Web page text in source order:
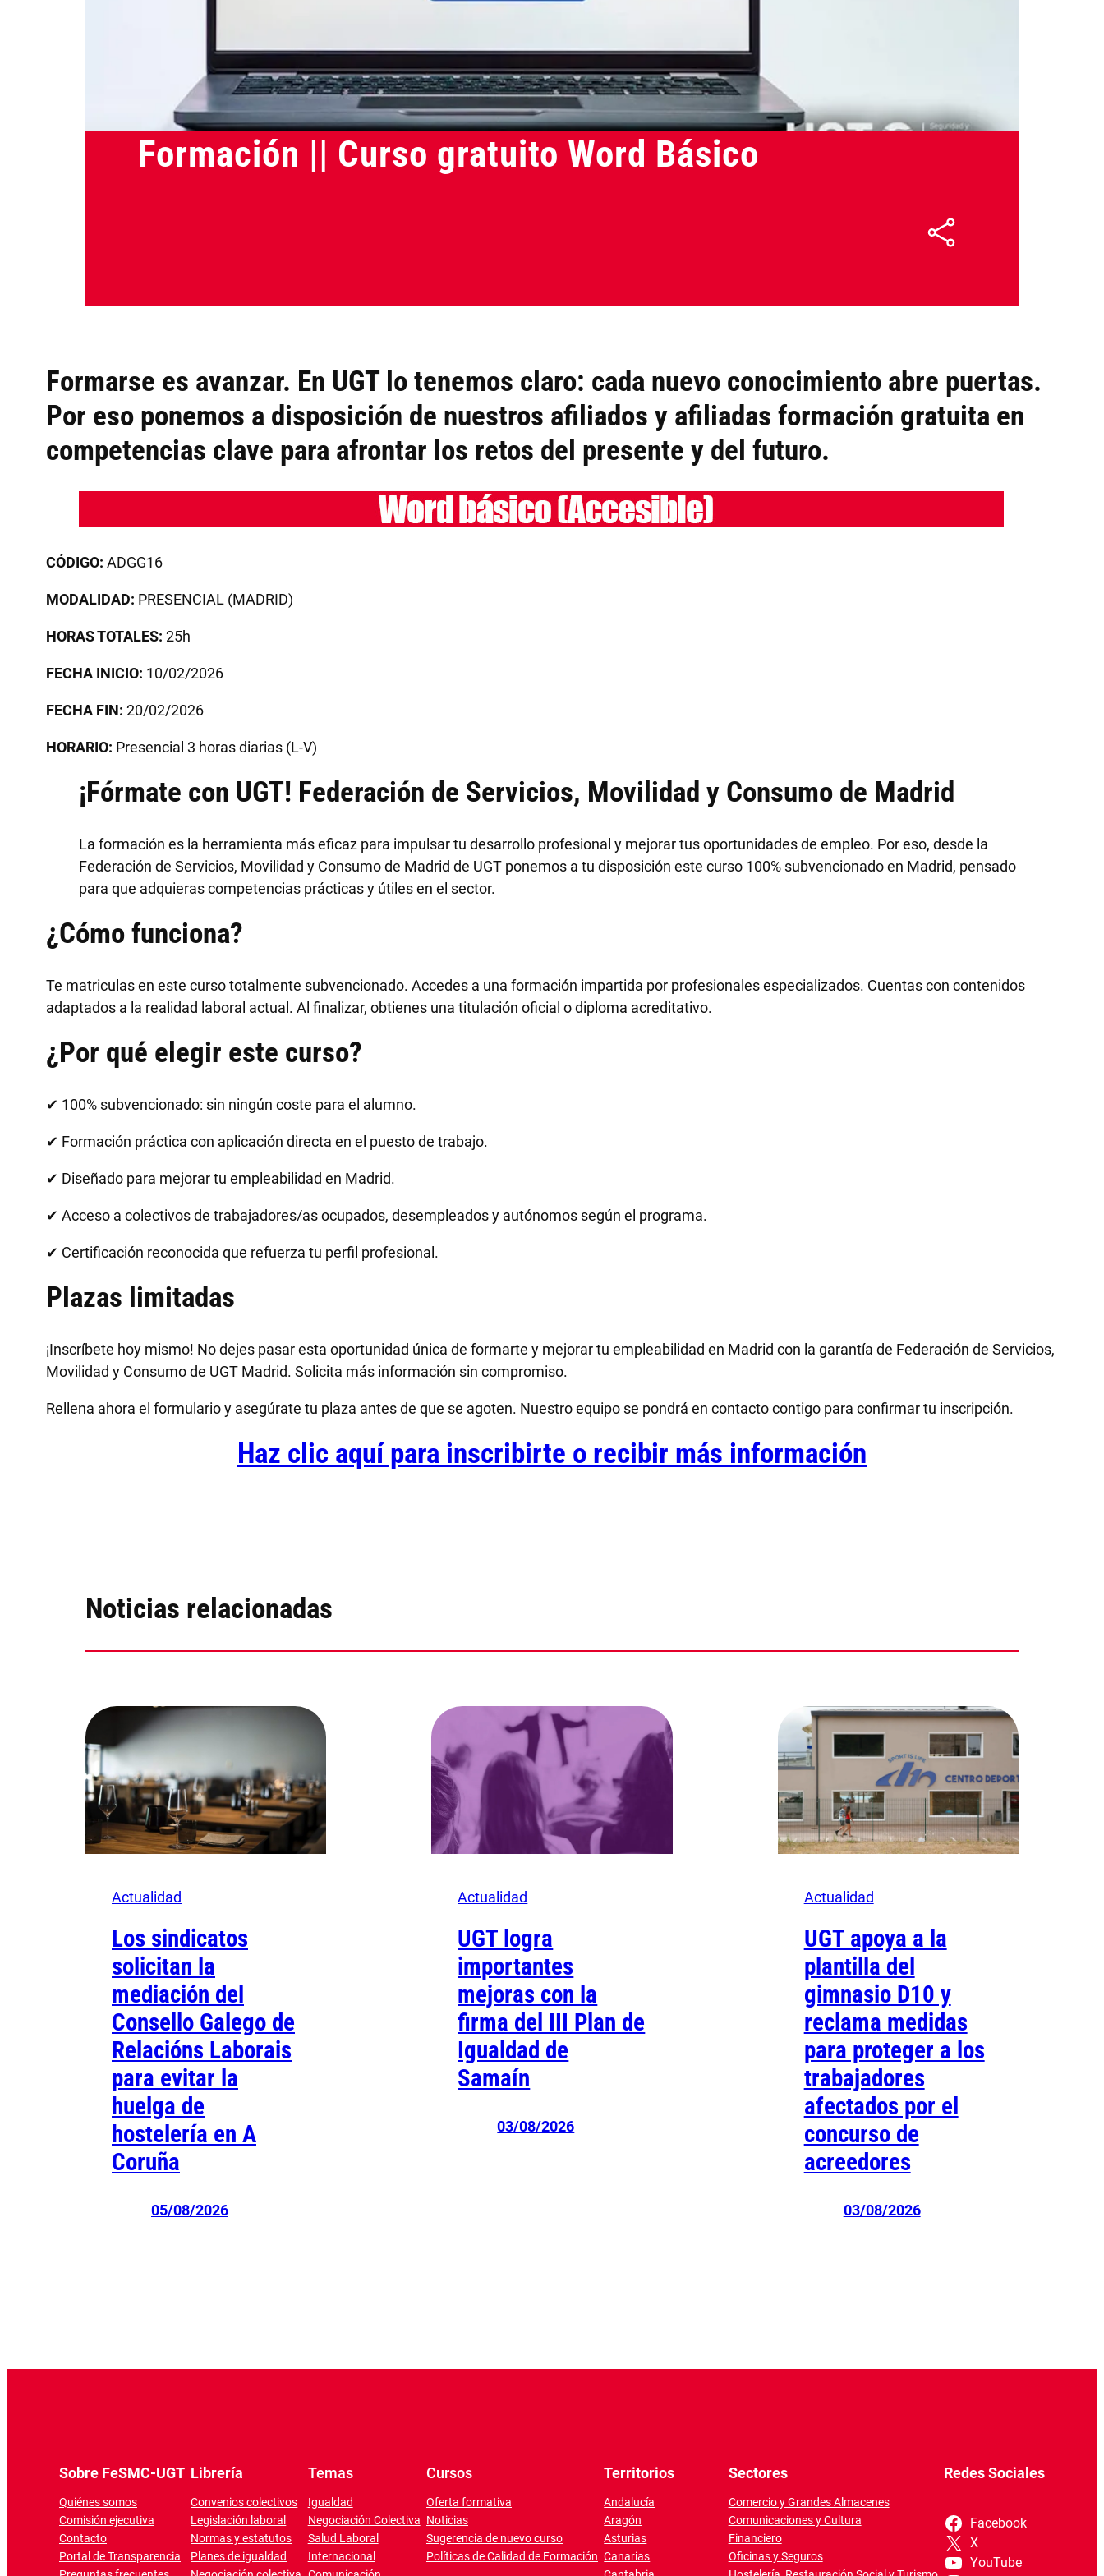
Actualidad
Formación || Curso gratuito Word Básico
Formarse es avanzar. En UGT lo tenemos claro: cada nuevo conocimiento abre puertas.
Por eso ponemos a disposición de nuestros afiliados y afiliadas formación gratuita en
competencias clave para afrontar los retos del presente y del futuro.
CÓDIGO: ADGG16
MODALIDAD: PRESENCIAL (MADRID)
HORAS TOTALES: 25h
FECHA INICIO: 10/02/2026
FECHA FIN: 20/02/2026
HORARIO: Presencial 3 horas diarias (L-V)
¡Fórmate con UGT! Federación de Servicios, Movilidad y Consumo de Madrid
La formación es la herramienta más eficaz para impulsar tu desarrollo profesional y mejorar tus oportunidades de empleo. Por eso, desde la
Federación de Servicios, Movilidad y Consumo de Madrid de UGT ponemos a tu disposición este curso 100% subvencionado en Madrid, pensado
para que adquieras competencias prácticas y útiles en el sector.
¿Cómo funciona?
Te matriculas en este curso totalmente subvencionado. Accedes a una formación impartida por profesionales especializados. Cuentas con contenidos
adaptados a la realidad laboral actual. Al finalizar, obtienes una titulación oficial o diploma acreditativo.
¿Por qué elegir este curso?
✔ 100% subvencionado: sin ningún coste para el alumno.
✔ Formación práctica con aplicación directa en el puesto de trabajo.
✔ Diseñado para mejorar tu empleabilidad en Madrid.
✔ Acceso a colectivos de trabajadores/as ocupados, desempleados y autónomos según el programa.
✔ Certificación reconocida que refuerza tu perfil profesional.
Plazas limitadas
¡Inscríbete hoy mismo! No dejes pasar esta oportunidad única de formarte y mejorar tu empleabilidad en Madrid con la garantía de Federación de Servicios,
Movilidad y Consumo de UGT Madrid. Solicita más información sin compromiso.
Rellena ahora el formulario y asegúrate tu plaza antes de que se agoten. Nuestro equipo se pondrá en contacto contigo para confirmar tu inscripción.
Haz clic aquí para inscribirte o recibir más información
Noticias relacionadas
Actualidad
Los sindicatos
solicitan la
mediación del
Consello Galego de
Relacións Laborais
para evitar la
huelga de
hostelería en A
Coruña
05/08/2026
Actualidad
UGT logra
importantes
mejoras con la
firma del III Plan de
Igualdad de
Samaín
03/08/2026
Actualidad
UGT apoya a la
plantilla del
gimnasio D10 y
reclama medidas
para proteger a los
trabajadores
afectados por el
concurso de
acreedores
03/08/2026
Sobre FeSMC-UGT
Quiénes somos
Comisión ejecutiva
Contacto
Portal de Transparencia
Librería
Convenios colectivos
Legislación laboral
Normas y estatutos
Planes de igualdad
Temas
Igualdad
Negociación Colectiva
Salud Laboral
Internacional
Cursos
Oferta formativa
Noticias
Sugerencia de nuevo curso
Políticas de Calidad de Formación
Territorios
Andalucía
Aragón
Asturias
Canarias
Sectores
Comercio y Grandes Almacenes
Comunicaciones y Cultura
Financiero
Oficinas y Seguros
Redes Sociales
Facebook
X
YouTube